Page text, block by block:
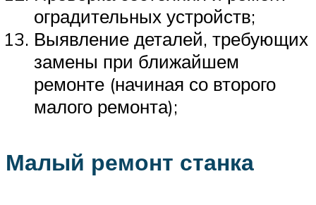
оградительных устройств;
Выявление деталей, требующих
замены при ближайшем
ремонте (начиная со второго
малого ремонта);
Малый ремонт станка